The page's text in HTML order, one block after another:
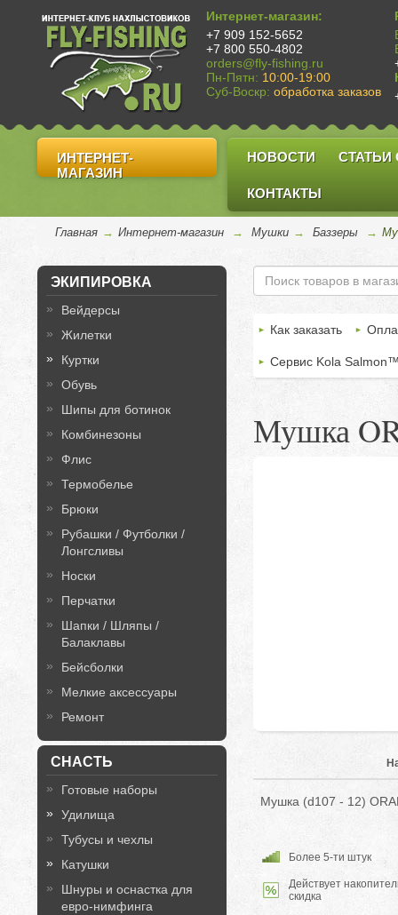
Интернет-магазин:
+7 909 152-5652
+7 800 550-4802
orders@fly-fishing.ru
Пн-Пятн: 10:00-19:00
Суб-Воскр: обработка заказов
ИНТЕРНЕТ-
МАГАЗИН
НОВОСТИ СТАТЬИ
КОНТАКТЫ
Главная → Интернет-магазин → Мушки → Баззеры →
ЭКИПИРОВКА
Вейдерсы
Жилетки
Куртки
Обувь
Шипы для ботинок
Комбинезоны
Флис
Термобелье
Брюки
Рубашки / Футболки /
Лонгсливы
Носки
Перчатки
Шапки / Шляпы /
Балаклавы
Бейсболки
Мелкие аксессуары
Ремонт
СНАСТЬ
Готовые наборы
Удилища
Тубусы и чехлы
Катушки
Шнуры и оснастка для
евро-нимфинга
Как заказать
Сервис Kola
Мушка
Мушка (d107 - 12)
Более 5-ти штук
Действует
скидка